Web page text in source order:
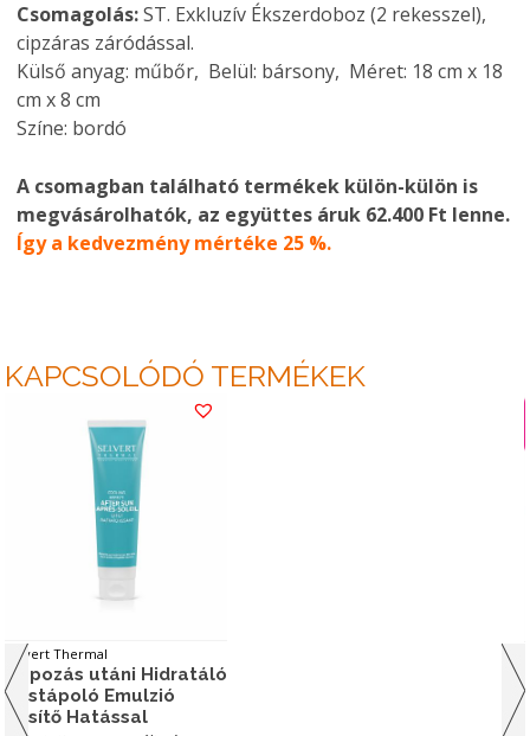
Csomagolás:ST. Exkluzív Ékszerdoboz (2 rekesszel),
cipzáras záródással.
Külső anyag: műbőr, Belül: bársony, Méret: 18 cm x 18
cm x 8 cm
Színe: bordó
A csomagban található termékek külön-külön is
megvásárolhatók, az együttes áruk 62.400 Ft lenne.
Így a kedvezmény mértéke 25 %.
KAPCSOLÓDÓ TERMÉKEK
Selvert Thermal
Napozás utáni Hidratáló
Testápoló Emulzió
Hűsítő Hatással